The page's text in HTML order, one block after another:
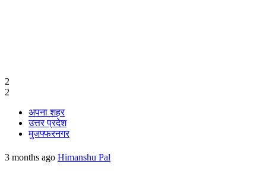
2
2
अपना शहर
उत्तर प्रदेश
मुजफ्फरनगर
3 months ago Himanshu Pal